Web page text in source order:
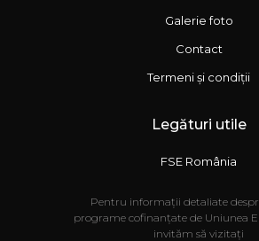
Galerie foto
Contact
Termeni și condiții
Legături utile
FSE România
Pentru informații detaliate
programe cofinanțate de Uniunea
invităm să vizitați